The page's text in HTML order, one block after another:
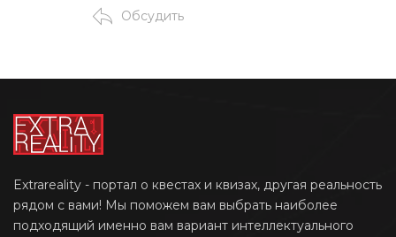
Обсудить
Extrareality - портал о квестах и квизах, другая реальность
рядом с вами! Мы поможем вам выбрать наиболее
подходящий именно вам вариант интеллектуального